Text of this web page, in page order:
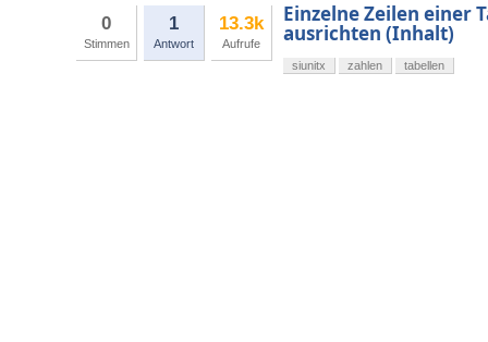
0
Stimmen
1
Antwort
13.3k
Aufrufe
Einzelne Zeilen einer
ausrichten (Inhalt)
siunitx zahlen tabellen